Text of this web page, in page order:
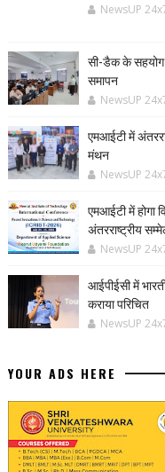
NewsUP
सी-डैक के सहयोग
समापन
NewsUP
एमआईटी में
मंथन
NewsUP
एमआईटी में होगा
अंतरराष्ट्रीय
NewsUP
आईपीईसी में
कराया परिचित
NewsUP
YOUR ADS HERE